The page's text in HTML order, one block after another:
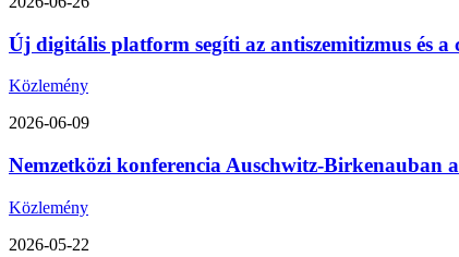
Új digitális platform segíti az antiszemitizmus és a
Közlemény
2026-06-09
Nemzetközi konferencia Auschwitz-Birkenauban a
Közlemény
2026-05-22